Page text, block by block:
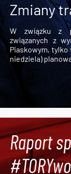
Zmiany
W związku z
związanych z
Piaskowym,
niedziela)
Raport